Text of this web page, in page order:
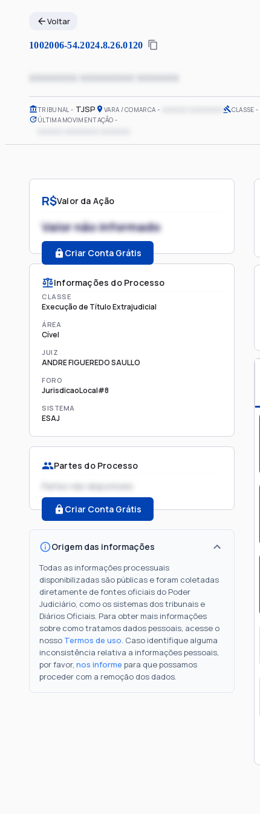
Voltar
1002006-54.2024.8.26.0120
xxxxxxxx xxxxxxxxx xxxxxxx
TRIBUNAL TJSP VARA / COMARCA CLASSE
ÚLTIMA MOVIMENTAÇÃO
R$Valor da Ação
Valor não informado
Criar Conta Grátis
Informações do Processo
CLASSE
Execução de Título Extrajudicial
ÁREA
Cível
JUIZ
ANDRE FIGUEREDO SAULLO
FORO
JurisdicaoLocal#8
SISTEMA
ESAJ
Partes do Processo
Partes não disponíveis
Criar Conta Grátis
Origem das informações
Todas as informações processuais
disponibilizadas são públicas e foram coletadas
diretamente de fontes oficiais do Poder
Judiciário, como os sistemas dos tribunais e
Diários Oficiais. Para obter mais informações
sobre como tratamos dados pessoais, acesse o
nosso Termos de uso. Caso identifique alguma
inconsistência relativa a informações pessoais,
por favor, nos informe para que possamos
proceder com a remoção dos dados.